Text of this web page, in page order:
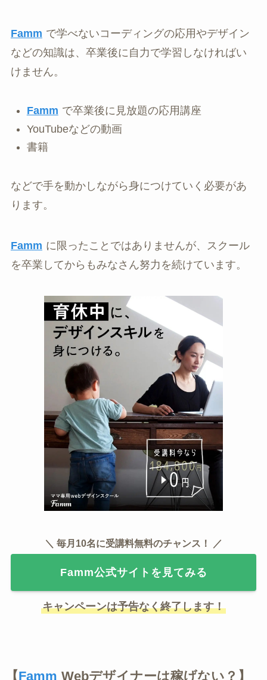
Famm で学べないコーディングの応用やデザイン
などの知識は、卒業後に自力で学習しなければい
けません。
Famm で卒業後に見放題の応用講座
YouTubeなどの動画
書籍
などで手を動かしながら身につけていく必要があ
ります。
Famm に限ったことではありませんが、スクール
を卒業してからもみなさん努力を続けています。
＼ 毎月10名に受講料無料のチャンス！ ／
Famm公式サイトを見てみる
キャンペーンは予告なく終了します！
【Famm Webデザイナーは稼げない？】